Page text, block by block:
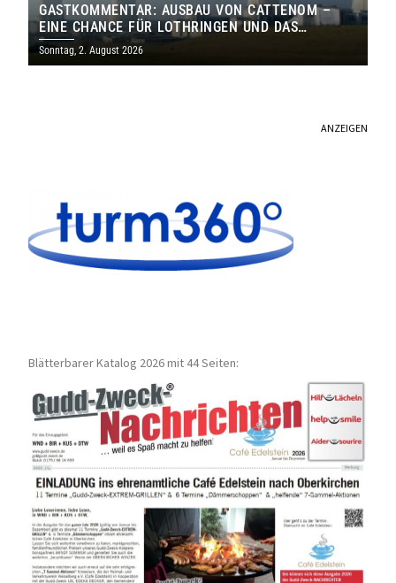
GASTKOMMENTAR: AUSBAU VON CATTENOM –
EINE CHANCE FÜR LOTHRINGEN UND DAS
SAARLAND
Sonntag, 2. August 2026
ANZEIGEN
Blätterbarer Katalog 2026 mit 44 Seiten: